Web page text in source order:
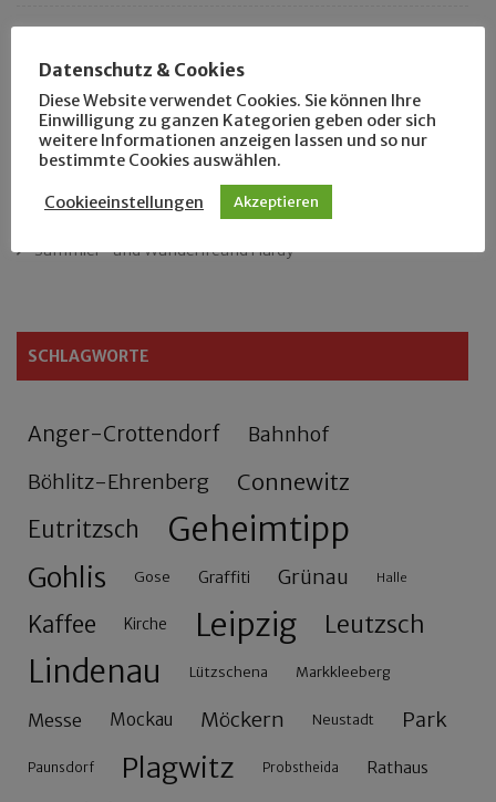
Rennfahrer in Schönefeld und Zschocher
Zu Fuß durch Anger-Crottendorf
Sammler- und Wanderfreund Hardy
SCHLAGWORTE
Anger-Crottendorf Bahnhof
Böhlitz-Ehrenberg Connewitz
Eutritzsch Geheimtipp
Gohlis Gose Graffiti Grünau Halle
Kaffee Kirche Leipzig Leutzsch
Lindenau Lützschena Markkleeberg
Messe Mockau Möckern Neustadt Park
Paunsdorf Plagwitz Probstheida Rathaus
Datenschutz & Cookies
Diese Website verwendet Cookies. Sie können Ihre
Einwilligung zu ganzen Kategorien geben oder sich
weitere Informationen anzeigen lassen und so nur
bestimmte Cookies auswählen.
Cookieeinstellungen Akzeptieren